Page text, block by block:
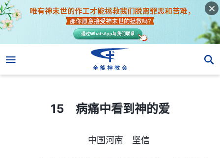
15 病痛中看到神的爱
中国河南 坚信